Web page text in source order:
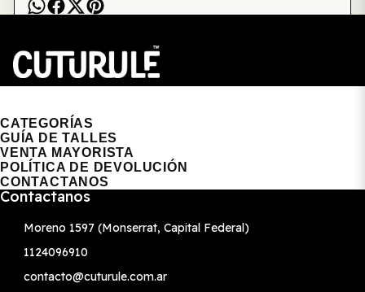
CATEGORÍAS
GUÍA DE TALLES
VENTA MAYORISTA
POLÍTICA DE DEVOLUCIÓN
CONTACTANOS
Contactanos
Moreno 1597 (Monserrat, Capital Federal)
1124096910
contacto@cuturule.com.ar